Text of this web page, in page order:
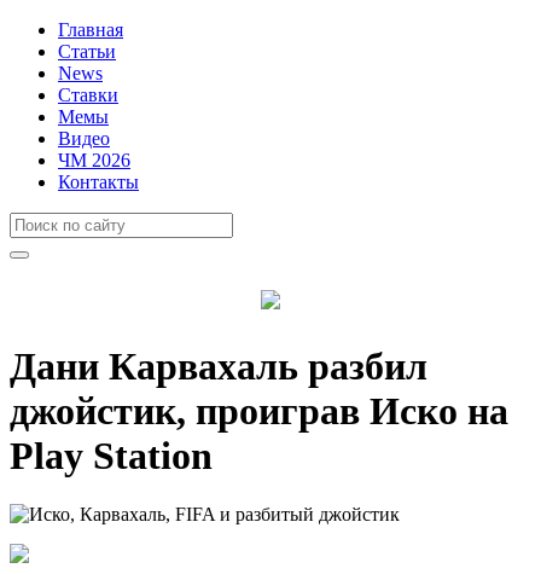
Главная
Статьи
News
Ставки
Мемы
Видео
ЧМ 2026
Контакты
Дани Карвахаль разбил
джойстик, проиграв Иско на
Play Station